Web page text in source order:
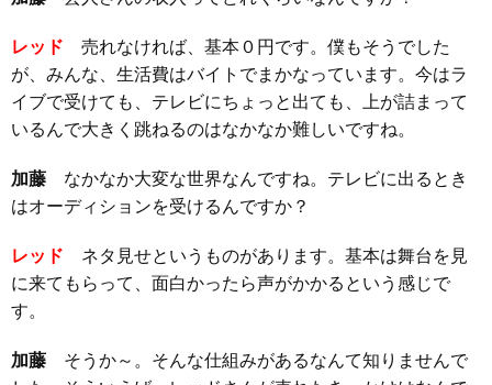
レッド 売れなければ、基本０円です。僕もそうでした
が、みんな、生活費はバイトでまかなっています。今はラ
イブで受けても、テレビにちょっと出ても、上が詰まって
いるんで大きく跳ねるのはなかなか難しいですね。
加藤 なかなか大変な世界なんですね。テレビに出るとき
はオーディションを受けるんですか？
レッド ネタ見せというものがあります。基本は舞台を見
に来てもらって、面白かったら声がかかるという感じで
す。
加藤 そうか～。そんな仕組みがあるなんて知りませんで